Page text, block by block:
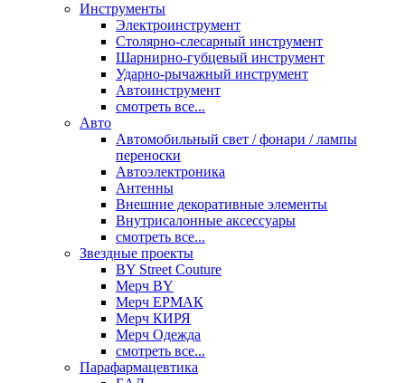
Инструменты
Электроинструмент
Столярно-слесарный инструмент
Шарнирно-губцевый инструмент
Ударно-рычажный инструмент
Автоинструмент
смотреть все...
Авто
Автомобильный свет / фонари / лампы
переноски
Автоэлектроника
Антенны
Внешние декоративные элементы
Внутрисалонные аксессуары
смотреть все...
Звездные проекты
BY Street Couture
Мерч BY
Мерч ЕРМАК
Мерч КИРЯ
Мерч Одежда
смотреть все...
Парафармацевтика